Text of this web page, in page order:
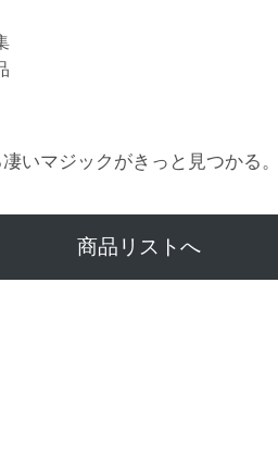
いマジックがきっと見つかる。
商品リストへ